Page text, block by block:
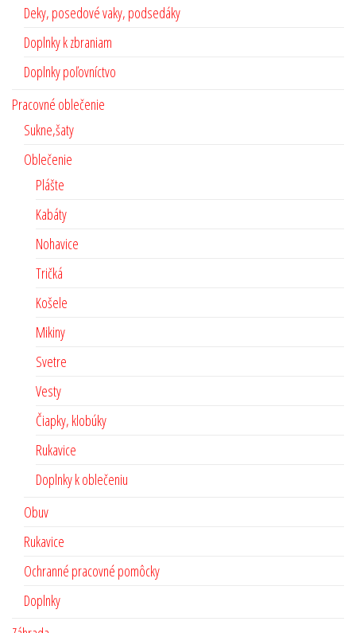
Deky, posedové vaky, podsedáky
Doplnky k zbraniam
Doplnky poľovníctvo
Pracovné oblečenie
Sukne,šaty
Oblečenie
Plášte
Kabáty
Nohavice
Tričká
Košele
Mikiny
Svetre
Vesty
Čiapky, klobúky
Rukavice
Doplnky k oblečeniu
Obuv
Rukavice
Ochranné pracovné pomôcky
Doplnky